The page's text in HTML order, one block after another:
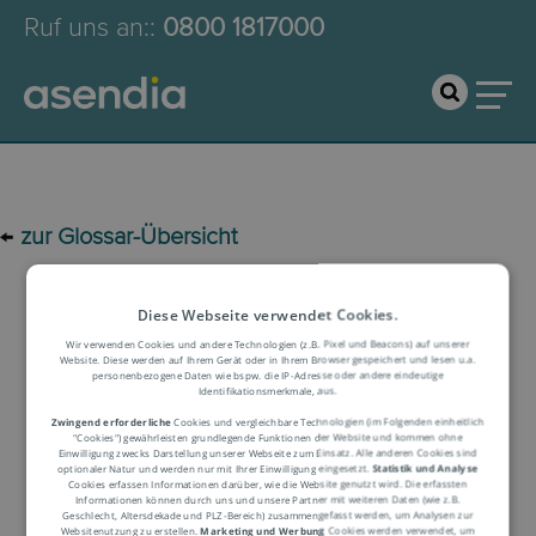
Ruf uns an:: 0800 1817000
← zur Glossar-Übersicht
Logistik-Glossar
Begriffserklärung
Diese Webseite verwendet Cookies.
Wir verwenden Cookies und andere Technologien (z.B. Pixel und Beacons) auf unserer
Website. Diese werden auf Ihrem Gerät oder in Ihrem Browser gespeichert und lesen u.a.
personenbezogene Daten wie bspw. die IP-Adresse oder andere eindeutige
Identifikationsmerkmale, aus.
Zwingend erforderlicheCookies und vergleichbare Technologien (im Folgenden einheitlich
"Cookies") gewährleisten grundlegende Funktionen der Website und kommen ohne
Einwilligung zwecks Darstellung unserer Webseite zum Einsatz. Alle anderen Cookies sind
optionaler Natur und werden nur mit Ihrer Einwilligung eingesetzt.Statistik und Analyse
Cookies erfassen Informationen darüber, wie die Website genutzt wird. Die erfassten
Informationen können durch uns und unsere Partner mit weiteren Daten (wie z.B.
Geschlecht, Altersdekade und PLZ-Bereich) zusammengefasst werden, um Analysen zur
Websitenutzung zu erstellen.Marketing und Werbung Cookies werden verwendet, um